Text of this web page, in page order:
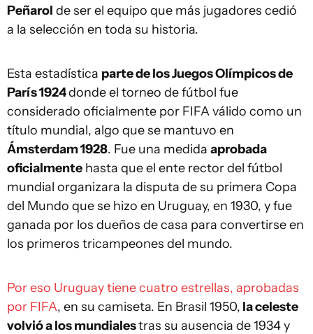
Peñarol de ser el equipo que más jugadores cedió
a la selección en toda su historia.
Esta estadística parte de los Juegos Olímpicos de
París 1924donde el torneo de fútbol fue
considerado oficialmente por FIFA válido como un
título mundial, algo que se mantuvo en
Ámsterdam 1928. Fue una medida aprobada
oficialmente hasta que el ente rector del fútbol
mundial organizara la disputa de su primera Copa
del Mundo que se hizo en Uruguay, en 1930, y fue
ganada por los dueños de casa para convertirse en
los primeros tricampeones del mundo.
Por eso Uruguay tiene cuatro estrellas, aprobadas
por FIFA, en su camiseta. En Brasil 1950, la celeste
volvió a los mundialestras su ausencia de 1934 y